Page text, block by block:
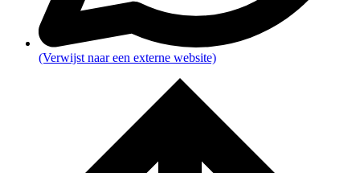
(Verwijst naar een externe website)